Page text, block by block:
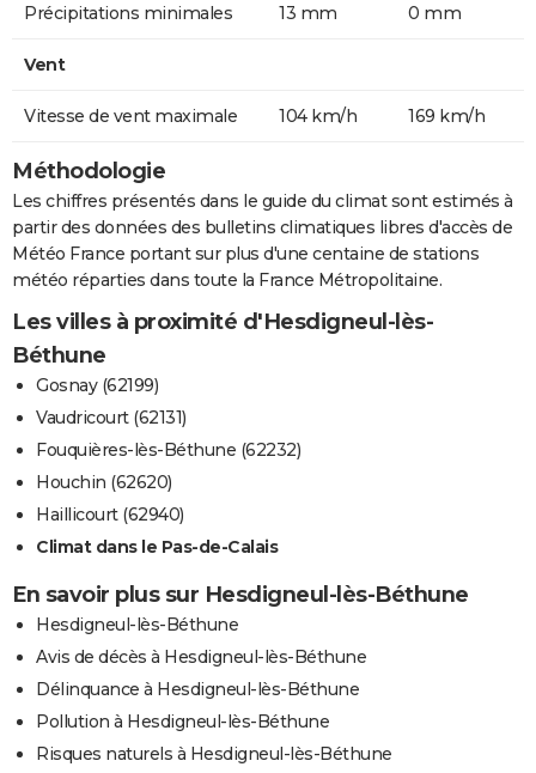
Précipitations minimales 13 mm 0 mm
Vent
Vitesse de vent maximale 104 km/h 169 km/h
Méthodologie
Les chiffres présentés dans le guide du climat sont estimés à
partir des données des bulletins climatiques libres d'accès de
Météo France portant sur plus d'une centaine de stations
météo réparties dans toute la France Métropolitaine.
Les villes à proximité d'Hesdigneul-lès-
Béthune
Gosnay (62199)
Vaudricourt (62131)
Fouquières-lès-Béthune (62232)
Houchin (62620)
Haillicourt (62940)
Climat dans le Pas-de-Calais
En savoir plus sur Hesdigneul-lès-Béthune
Hesdigneul-lès-Béthune
Avis de décès à Hesdigneul-lès-Béthune
Délinquance à Hesdigneul-lès-Béthune
Pollution à Hesdigneul-lès-Béthune
Risques naturels à Hesdigneul-lès-Béthune